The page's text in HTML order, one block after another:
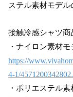
ステル素材モデル
接触冷感シャツ商
・ナイロン素材モ
https://
4-1/
・ポリエステル